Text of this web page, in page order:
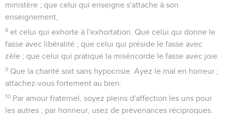
ministère ; que celui qui enseigne s'attache à son
enseignement,
8 et celui qui exhorte à l'exhortation. Que celui qui donne le
fasse avec libéralité ; que celui qui préside le fasse avec
zèle ; que celui qui pratique la miséricorde le fasse avec joie.
9 Que la charité soit sans hypocrisie. Ayez le mal en horreur ;
attachez-vous fortement au bien.
10 Par amour fraternel, soyez pleins d'affection les uns pour
les autres ; par honneur, usez de prévenances réciproques.